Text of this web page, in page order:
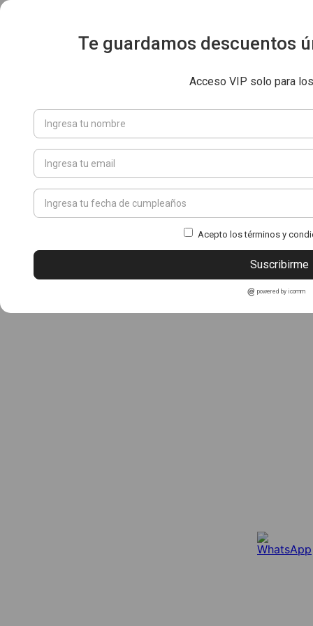
Te guardamos descuentos
Acceso VIP solo para
Acepto los términos y
Suscribirme
powered by icomm